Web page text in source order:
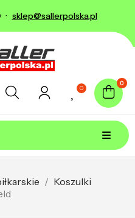
· sklep@sallerpolska.pl
0
0
Koszulki